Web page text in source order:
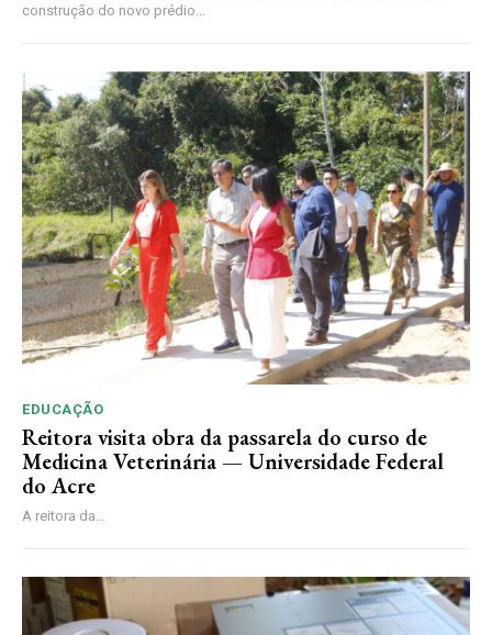
construção do novo prédio...
EDUCAÇÃO
Reitora visita obra da passarela do curso de
Medicina Veterinária — Universidade Federal
do Acre
A reitora da...